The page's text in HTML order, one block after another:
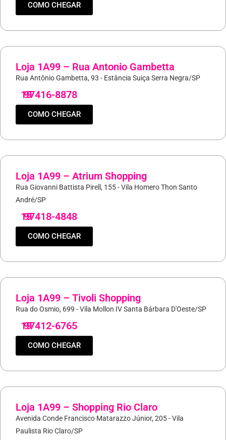
COMO CHEGAR
Loja 1A99 – Rua Antonio Gambetta
Rua Antônio Gambetta, 93 - Estância Suiça Serra Negra/SP
19
97416-8878
COMO CHEGAR
Loja 1A99 – Atrium Shopping
Rua Giovanni Battista Pirell, 155 - Vila Homero Thon Santo
André/SP
19
97418-4848
COMO CHEGAR
Loja 1A99 – Tivoli Shopping
Rua do Osmio, 699 - Vila Mollon IV Santa Bárbara D'Oeste/SP
19
97412-6765
COMO CHEGAR
Loja 1A99 – Shopping Rio Claro
Avenida Conde Francisco Matarazzo Júnior, 205 - Vila
Paulista Rio Claro/SP